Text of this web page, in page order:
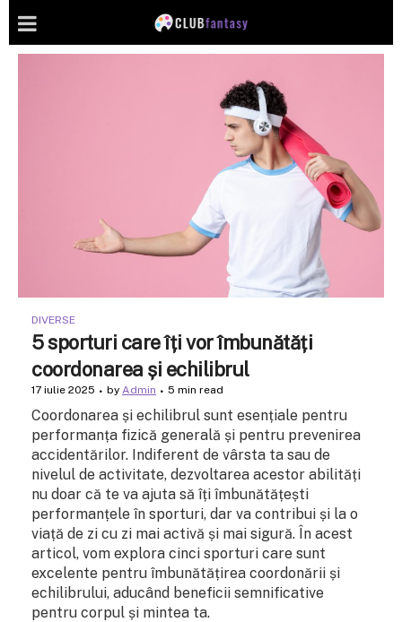
DIVERSE
5 sporturi care îți vor îmbunătăți
coordonarea și echilibrul
17 iulie 2025 by Admin 5 min read
Coordonarea și echilibrul sunt esențiale pentru
performanța fizică generală și pentru prevenirea
accidentărilor. Indiferent de vârsta ta sau de
nivelul de activitate, dezvoltarea acestor abilități
nu doar că te va ajuta să îți îmbunătățești
performanțele în sporturi, dar va contribui și la o
viață de zi cu zi mai activă și mai sigură. În acest
articol, vom explora cinci sporturi care sunt
excelente pentru îmbunătățirea coordonării și
echilibrului, aducând beneficii semnificative
pentru corpul și mintea ta.